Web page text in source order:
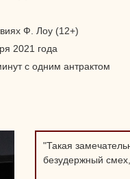
Ф. Лоу (12+)
2021 года
с одним антрактом
"Такая
безудержный